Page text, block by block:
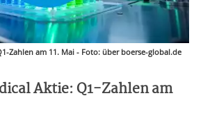
Zahlen am 11. Mai - Foto: über boerse-global.de
Aktie: Q1-Zahlen am